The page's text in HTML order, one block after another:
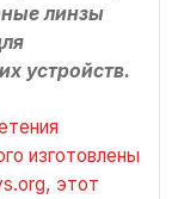
линзы
устройств.
изготовлены
этот